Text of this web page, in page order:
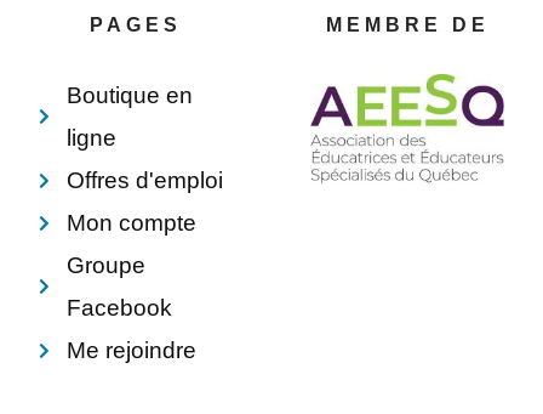
p
e
PAGES
Boutique en
ligne
Offres d'emploi
Mon compte
Groupe
Facebook
Me rejoindre
MEMBRE DE